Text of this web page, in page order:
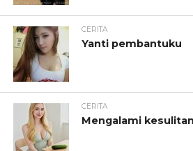
CERITA
Yanti pembantuku
CERITA
Mengalami